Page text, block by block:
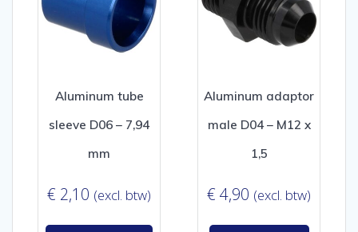
Aluminum tube
sleeve D06 – 7,94
mm
€ 2,10 (excl. btw)
Aluminum adaptor
male D04 – M12 x
1,5
€ 4,90 (excl. btw)